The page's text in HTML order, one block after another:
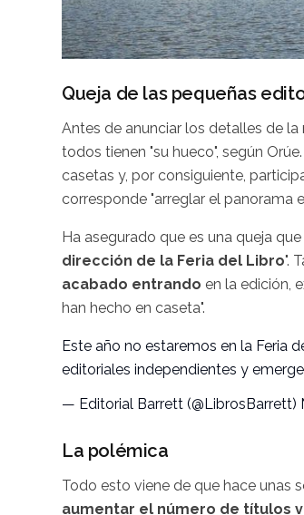
Queja de las pequeñas
Antes de anunciar los detalles de la
todos tienen "su hueco", según
casetas y, por consiguiente,
corresponde "arreglar el panorama
Ha asegurado que es una queja
dirección de la Feria del Libro".
acabado entrando en la edición,
han hecho en caseta".
Este año no estaremos en la Feria
editoriales independientes y
— Editorial Barrett (@LibrosBarrett)
La polémica
Todo esto viene de que hace unas
aumentar el número de títulos